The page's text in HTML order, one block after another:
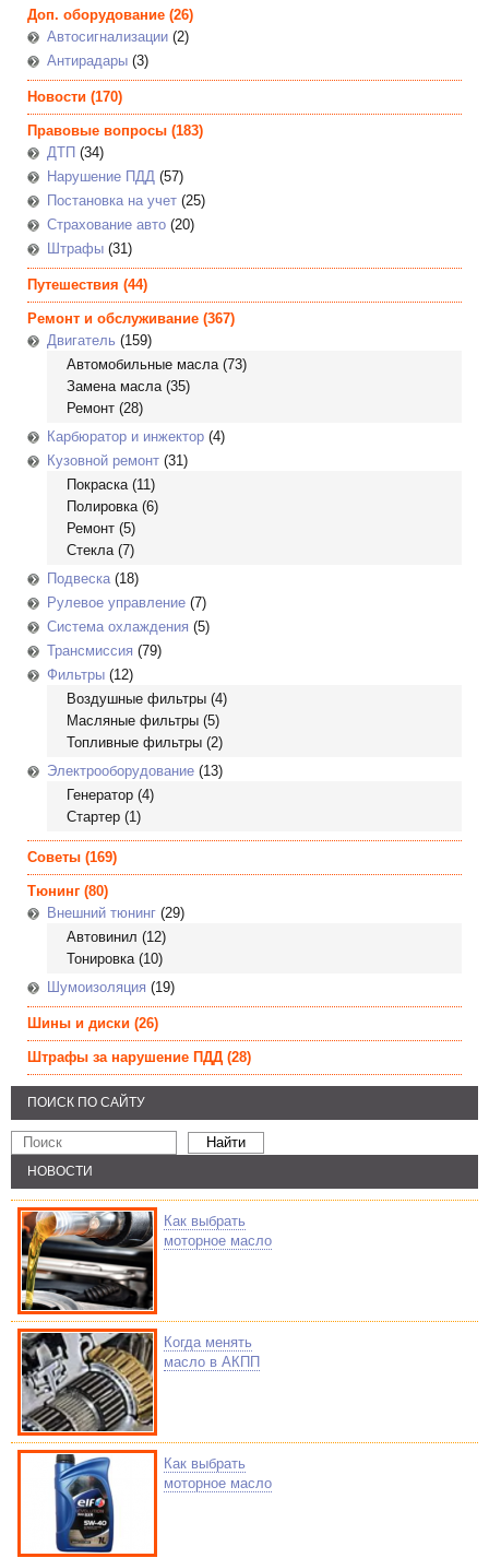
Доп. оборудование (26)
Автосигнализации (2)
Антирадары (3)
Новости (170)
Правовые вопросы (183)
ДТП (34)
Нарушение ПДД (57)
Постановка на учет (25)
Страхование авто (20)
Штрафы (31)
Путешествия (44)
Ремонт и обслуживание (367)
Двигатель (159)
Автомобильные масла(73)
Замена масла(35)
Ремонт (28)
Карбюратор и инжектор (4)
Кузовной ремонт (31)
Покраска(11)
Полировка(6)
Ремонт (5)
Стекла(7)
Подвеска(18)
Рулевое управление (7)
Система охлаждения (5)
Трансмиссия (79)
Фильтры (12)
Воздушные фильтры (4)
Масляные фильтры (5)
Топливные фильтры (2)
Электрооборудование (13)
Генератор (4)
Стартер (1)
Советы (169)
Тюнинг (80)
Внешний тюнинг (29)
Автовинил (12)
Тонировка(10)
Шумоизоляция (19)
Шины и диски (26)
Штрафы за нарушение ПДД (28)
ПОИСК ПО САЙТУ
НОВОСТИ
Как выбрать
моторное масло
Когда менять
масло в АКПП
Как выбрать
моторное масло